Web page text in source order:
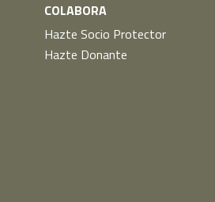
COLABORA
Hazte Socio Protector
Hazte Donante